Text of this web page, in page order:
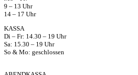
p
9 – 13 Uhr
14 – 17 Uhr
KASSA
Di – Fr: 14.30 – 19 Uhr
Sa: 15.30 – 19 Uhr
So & Mo: geschlossen